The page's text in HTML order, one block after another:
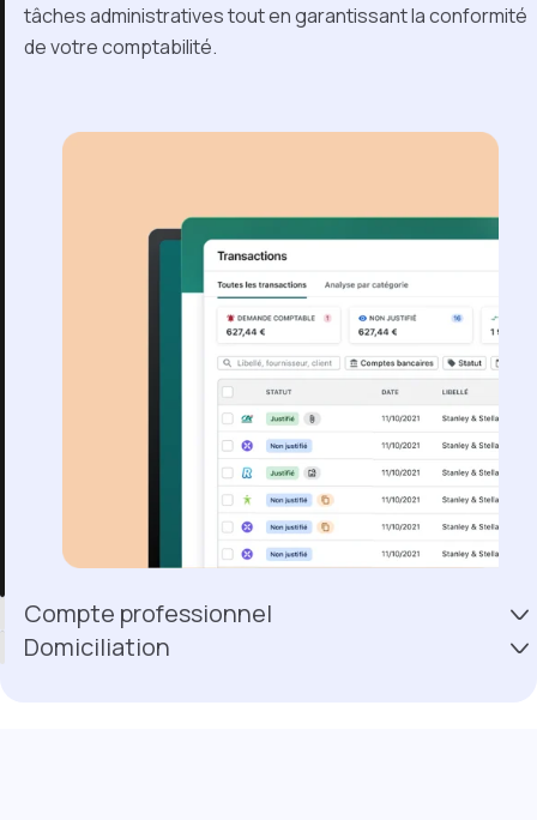
tâches administratives tout en garantissant la conformité
de votre comptabilité.
Compte professionnel
Domiciliation